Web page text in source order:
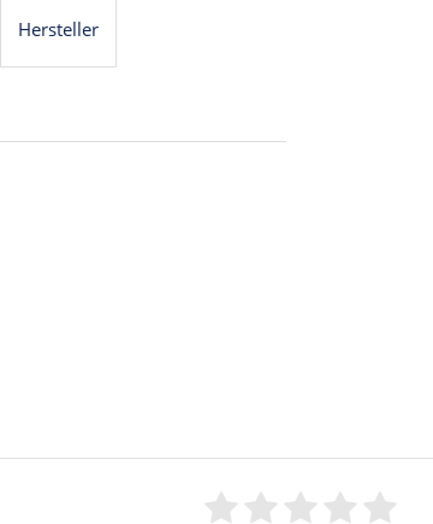
Hersteller
Bewertungssterne
4
3
2
1